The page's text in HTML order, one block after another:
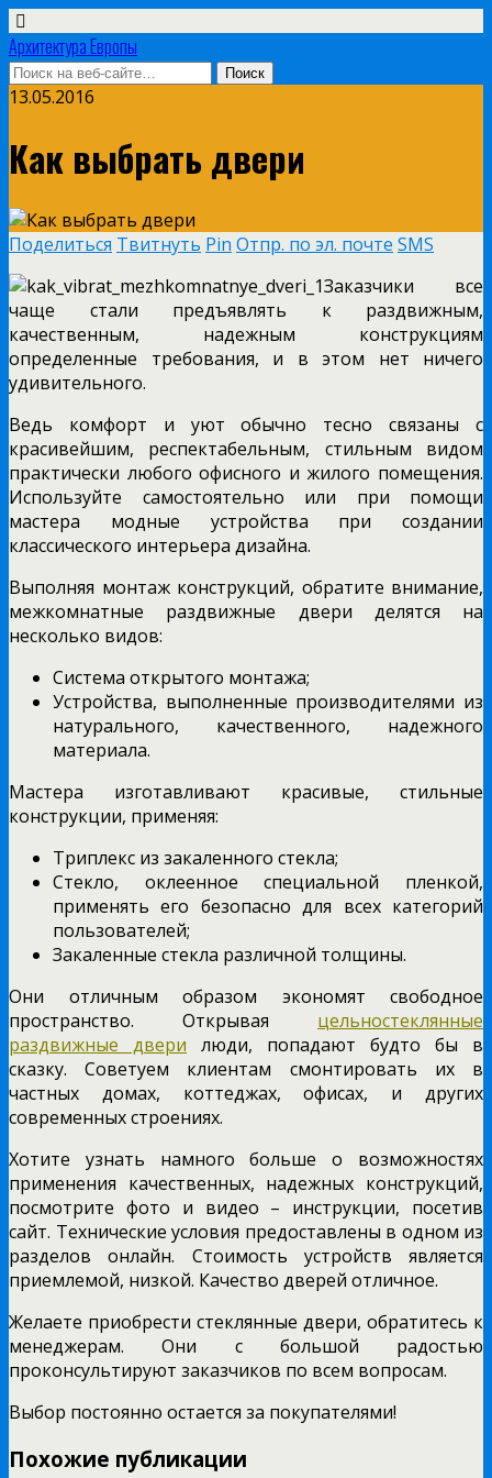
Архитектура Европы
13.05.2016
Как выбрать двери
Поделиться Твитнуть Pin Отпр. по эл. почте SMS
Заказчики все
чаще стали предъявлять к раздвижным,
качественным, надежным конструкциям
определенные требования, и в этом нет ничего
удивительного.
Ведь комфорт и уют обычно тесно связаны с
красивейшим, респектабельным, стильным видом
практически любого офисного и жилого помещения.
Используйте самостоятельно или при помощи
мастера модные устройства при создании
классического интерьера дизайна.
Выполняя монтаж конструкций, обратите внимание,
межкомнатные раздвижные двери делятся на
несколько видов:
Система открытого монтажа;
Устройства, выполненные производителями из
натурального, качественного, надежного
материала.
Мастера изготавливают красивые, стильные
конструкции, применяя:
Триплекс из закаленного стекла;
Стекло, оклеенное специальной пленкой,
применять его безопасно для всех категорий
пользователей;
Закаленные стекла различной толщины.
Они отличным образом экономят свободное
пространство. Открывая цельностеклянные
раздвижные двери люди, попадают будто бы в
сказку. Советуем клиентам смонтировать их в
частных домах, коттеджах, офисах, и других
современных строениях.
Хотите узнать намного больше о возможностях
применения качественных, надежных конструкций,
посмотрите фото и видео – инструкции, посетив
сайт. Технические условия предоставлены в одном из
разделов онлайн. Стоимость устройств является
приемлемой, низкой. Качество дверей отличное.
Желаете приобрести стеклянные двери, обратитесь к
менеджерам. Они с большой радостью
проконсультируют заказчиков по всем вопросам.
Выбор постоянно остается за покупателями!
Похожие публикации